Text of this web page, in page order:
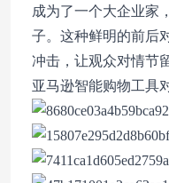
成为了一个大企业家
子。这种鲜明的前后
冲击，让观众对情节
亚马逊智能购物工具